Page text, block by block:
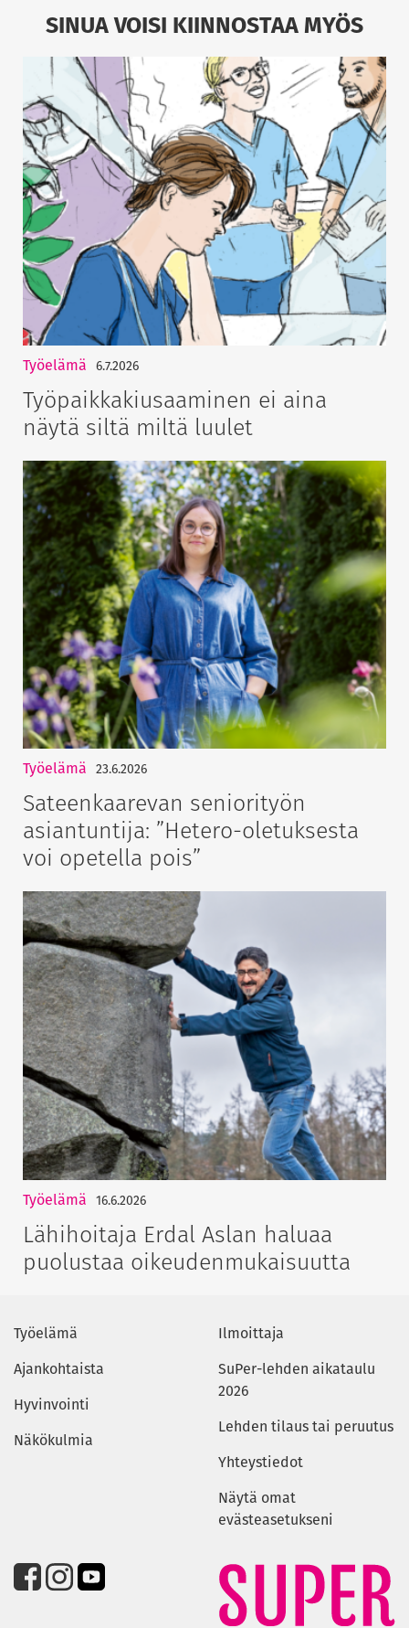
SINUA VOISI KIINNOSTAA MYÖS
Työelämä 6.7.2026
Työpaikkakiusaaminen ei aina
näytä siltä miltä luulet
Työelämä 23.6.2026
Sateenkaarevan seniorityön
asiantuntija: ”Hetero-oletuksesta
voi opetella pois”
Työelämä 16.6.2026
Lähihoitaja Erdal Aslan haluaa
puolustaa oikeudenmukaisuutta
Työelämä
Ajankohtaista
Hyvinvointi
Näkökulmia
Ilmoittaja
SuPer-lehden aikataulu
2026
Lehden tilaus tai peruutus
Yhteystiedot
Näytä omat
evästeasetukseni